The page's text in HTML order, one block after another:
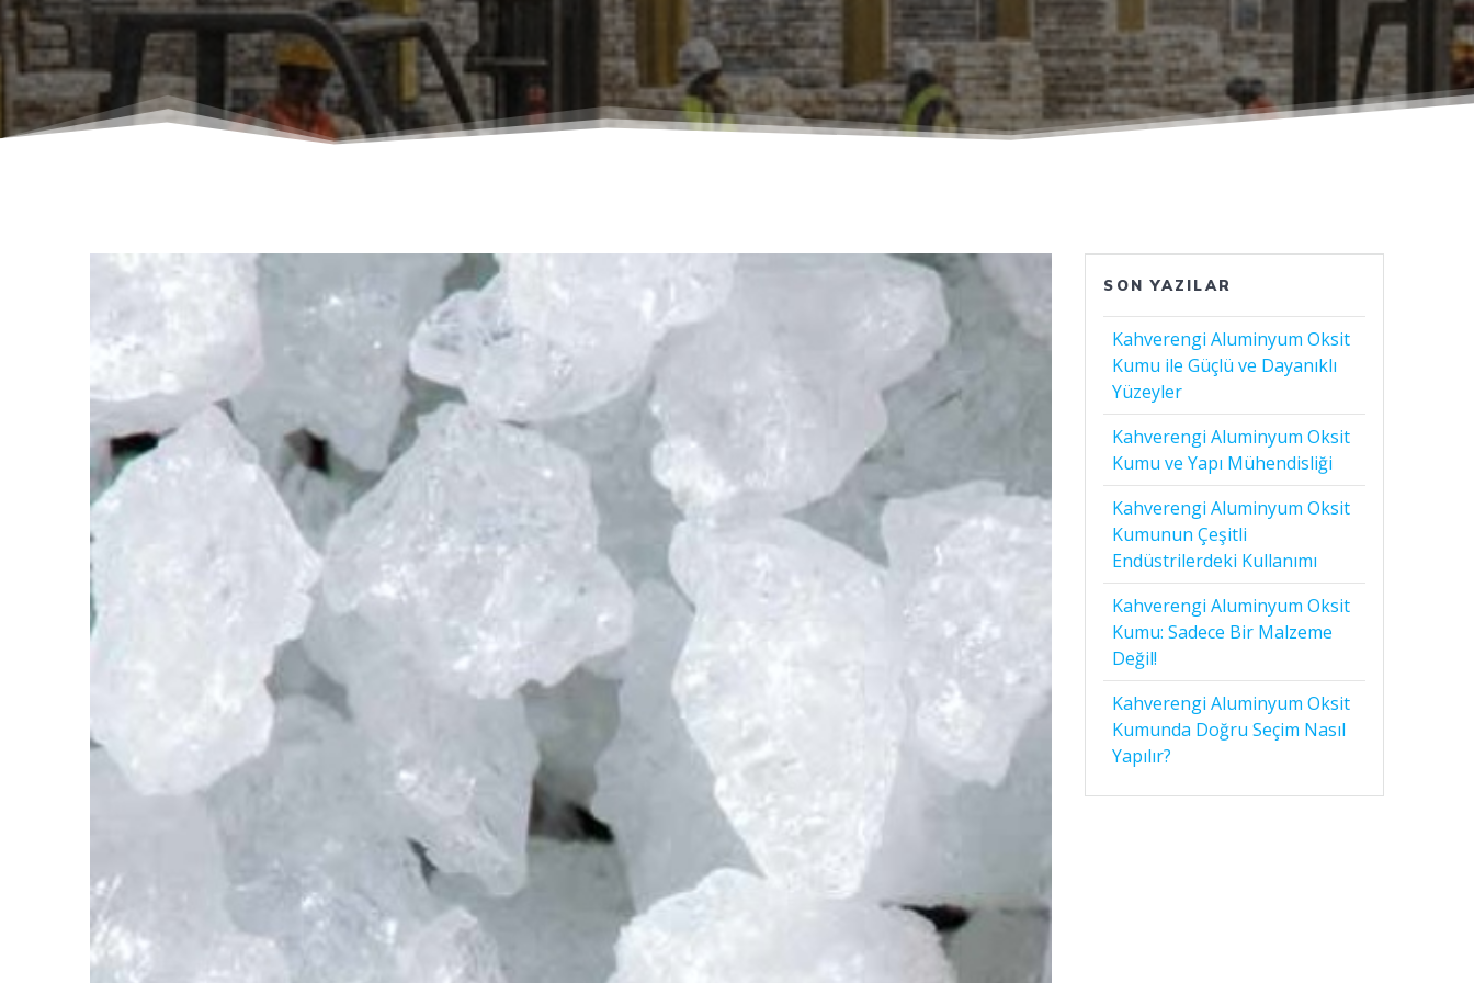
SON YAZILAR
Kahverengi Aluminyum Oksit
Kumu ile Güçlü ve Dayanıklı
Yüzeyler
Kahverengi Aluminyum Oksit
Kumu ve Yapı Mühendisliği
Kahverengi Aluminyum Oksit
Kumunun Çeşitli
Endüstrilerdeki Kullanımı
Kahverengi Aluminyum Oksit
Kumu: Sadece Bir Malzeme
Değil!
Kahverengi Aluminyum Oksit
Kumunda Doğru Seçim Nasıl
Yapılır?